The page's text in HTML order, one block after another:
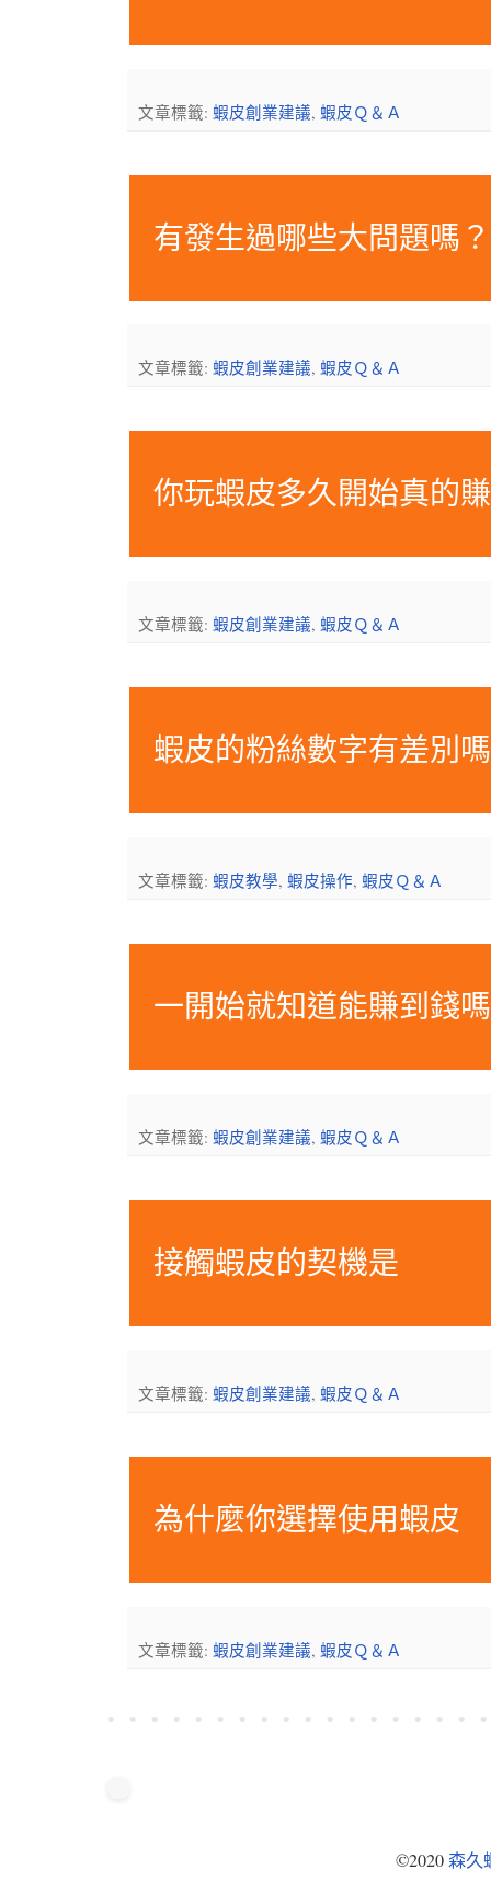
文章標籤: 蝦皮創業建議, 蝦皮Ｑ＆Ａ
有發生過哪些大問題嗎？
文章標籤:蝦皮創業建議,蝦皮Ｑ＆Ａ
你玩蝦皮多久開始真的
文章標籤:蝦皮創業建議,蝦皮Ｑ＆Ａ
蝦皮的粉絲數字有差別嗎
文章標籤:蝦皮教學,蝦皮操作,蝦皮Ｑ＆Ａ
一開始就知道能賺到錢
文章標籤:蝦皮創業建議,蝦皮Ｑ＆Ａ
接觸蝦皮的契機是
文章標籤:蝦皮創業建議,蝦皮Ｑ＆Ａ
為什麼你選擇使用蝦皮
文章標籤: 蝦皮創業建議, 蝦皮Ｑ＆Ａ
©2020森久